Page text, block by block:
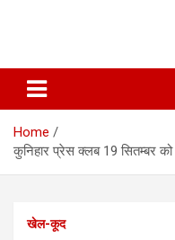
Home
कुनिहार प्रेस क्लब 19 सितम्बर को
खेल-कूद